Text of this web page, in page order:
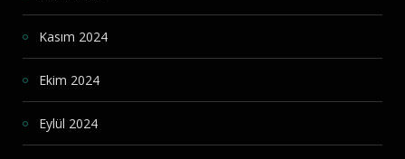
Kasım 2024
Ekim 2024
Eylül 2024